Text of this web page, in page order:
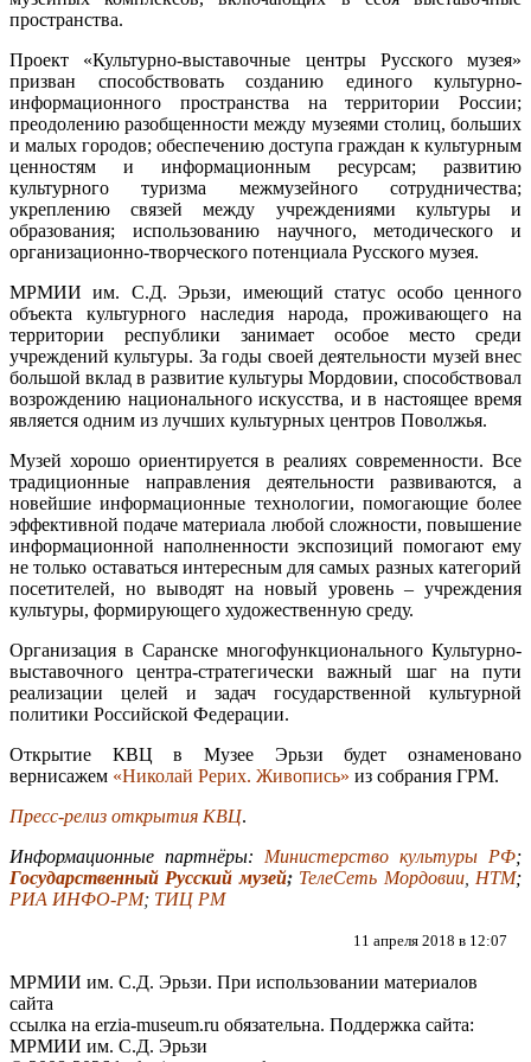
пространства.
Проект «Культурно-выставочные центры Русского музея»
призван способствовать созданию единого культурно-
информационного пространства на территории России;
преодолению разобщенности между музеями столиц, больших
и малых городов; обеспечению доступа граждан к культурным
ценностям и информационным ресурсам; развитию
культурного туризма межмузейного сотрудничества;
укреплению связей между учреждениями культуры и
образования; использованию научного, методического и
организационно-творческого потенциала Русского музея.
МРМИИ им. С.Д. Эрьзи, имеющий статус особо ценного
объекта культурного наследия народа, проживающего на
территории республики занимает особое место среди
учреждений культуры. За годы своей деятельности музей внес
большой вклад в развитие культуры Мордовии, способствовал
возрождению национального искусства, и в настоящее время
является одним из лучших культурных центров Поволжья.
Музей хорошо ориентируется в реалиях современности. Все
традиционные направления деятельности развиваются, а
новейшие информационные технологии, помогающие более
эффективной подаче материала любой сложности, повышение
информационной наполненности экспозиций помогают ему
не только оставаться интересным для самых разных категорий
посетителей, но выводят на новый уровень – учреждения
культуры, формирующего художественную среду.
Организация в Саранске многофункционального Культурно-
выставочного центра-стратегически важный шаг на пути
реализации целей и задач государственной культурной
политики Российской Федерации.
Открытие КВЦ в Музее Эрьзи будет ознаменовано
вернисажем «Николай Рерих. Живопись» из собрания ГРМ.
Пресс-релиз открытия КВЦ.
Информационные партнёры: Министерство культуры РФ;
Государственный Русский музей; ТелеСеть Мордовии, НТМ;
РИА ИНФО-РМ; ТИЦ РМ
11 апреля 2018 в 12:07
МРМИИ им. С.Д. Эрьзи. При использовании материалов
сайта
ссылка на erzia-museum.ru обязательна. Поддержка сайта:
МРМИИ им. С.Д. Эрьзи